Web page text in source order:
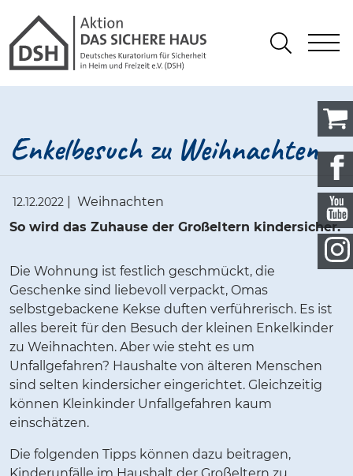
Gathmann Michaelis und
Suchen
Enkelbesuch zu Weihnachten
12.12.2022
Weihnachten
So wird das Zuhause der Großeltern kindersicher.
Die Wohnung ist festlich geschmückt, die
Geschenke sind liebevoll verpackt, Omas
selbstgebackene Kekse duften verführerisch. Es ist
alles bereit für den Besuch der kleinen Enkelkinder
zu Weihnachten. Aber wie steht es um
Unfallgefahren? Haushalte von älteren Menschen
sind selten kindersicher eingerichtet. Gleichzeitig
können Kleinkinder Unfallgefahren kaum
einschätzen.
Die folgenden Tipps können dazu beitragen,